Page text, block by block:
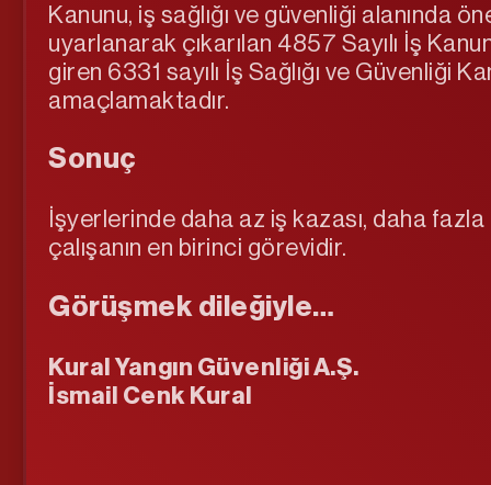
Kanunu, iş sağlığı ve güvenliği
uyarlanarak çıkarılan 4857 Sayılı İş
giren 6331 sayılı İş Sağlığı ve Güvenliği
amaçlamaktadır.
Sonuç
İşyerlerinde daha az iş kazası, daha
çalışanın en birinci görevidir.
Görüşmek dileğiyle…
Kural Yangın Güvenliği A.Ş.
İsmail Cenk Kural